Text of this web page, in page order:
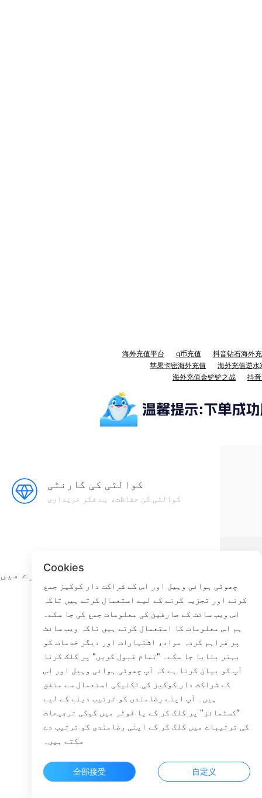
海外充值平台 q币充值
抖音钻石海外
苹果卡密海外充值
海外充值逆水
海外充值金铲铲之战
抖
کوالٹی کی گارنٹی
کوالٹی کی حفاظت، بے فکر خریداری
تھوڑی سی مچھلی کے بارے میں
ہم سے رابطہ کریں
ترسیل کا عمل
واپسی کا عمل
ہمارے بارے میں
ROOM
Cookies
چھوٹی ہوائی وہیل اور اس کے شراکت دار کوکیز جمع
کرنے اور تجزیہ کرنے کے لیے استعمال کرتے ہیں تاکہ
اس ویب سائٹ کے صارفین کی معلومات جمع کی جا سکے۔
ہم اس معلومات کا استعمال کرتے ہیں تاکہ ویب سائٹ
پر فراہم کردہ مواد، اشتہارات اور دیگر خدمات کو
بہتر بنایا جا سکے۔ "تمام قبول کریں" پر کلک کرنا
آپ کو بیان کرتا ہے کہ آپ چھوٹی ہوائی وہیل اور اس
کے شراکت دار کوکیز کی تکنیکی استعمال سے متفق
ہیں۔ آپ اپنے رضامندی کو ترتیب دینے کے لیے
"کسٹمائز" پر کلک کر کے یا فوٹر میں کوکی ترجیحات
کی ترتیبات میں کلک کر کے اپنی رضامندی کو ترتیب دے
سکتے ہیں۔
全部接受 自定义